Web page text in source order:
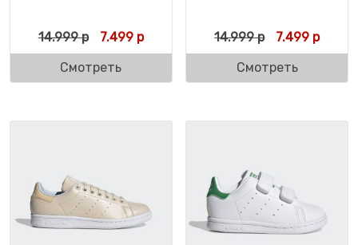
14.999р Первоначальная цена составляла 14.999
7.499рТекущая цена: 7.499 р.
Смотреть
14.999р 7.499 р
Смотреть